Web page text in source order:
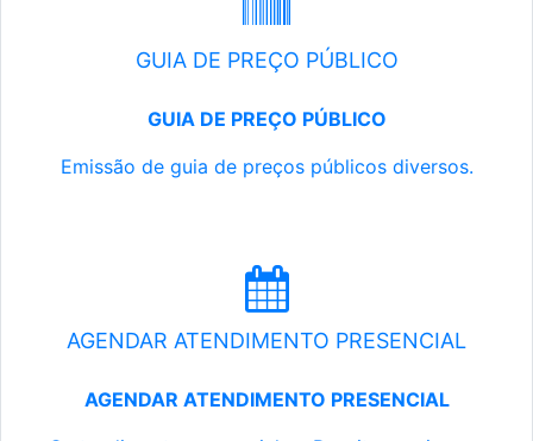
GUIA DE PREÇO PÚBLICO
GUIA DE PREÇO PÚBLICO
Emissão de guia de preços públicos diversos.
AGENDAR ATENDIMENTO PRESENCIAL
AGENDAR ATENDIMENTO PRESENCIAL